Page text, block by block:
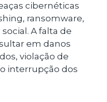
cibernéticas
ransomware,
A falta de
em danos
violação de
interrupção dos